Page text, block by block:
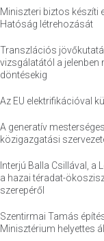
Miniszteri biztos készíti
Hatóság létrehozását
Transzlációs
vizsgálatától a
döntésekig
Az EU elektrifikációval
A generatív
közigazgatási
Interjú Balla Csillával, a
a hazai téradat-
szerepéről
Szentirmai Tamás
Minisztérium helyettes